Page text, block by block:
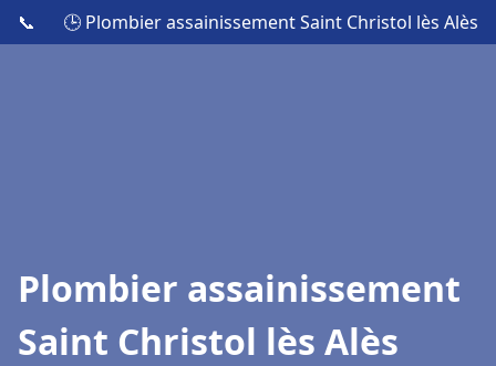
📞 🕒 Plombier assainissement Saint Christol lès Alès
Plombier assainissement
Saint Christol lès Alès